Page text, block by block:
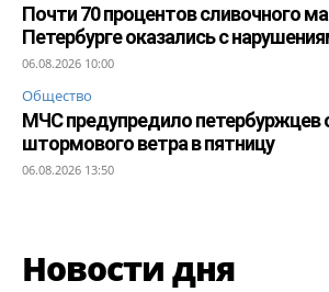
Почти 70 процентов сливочного
Петербурге оказались с
06.08.2026 10:00
Общество
МЧС предупредило петербуржцев
штормового ветра в пятницу
06.08.2026 13:50
Новости дня